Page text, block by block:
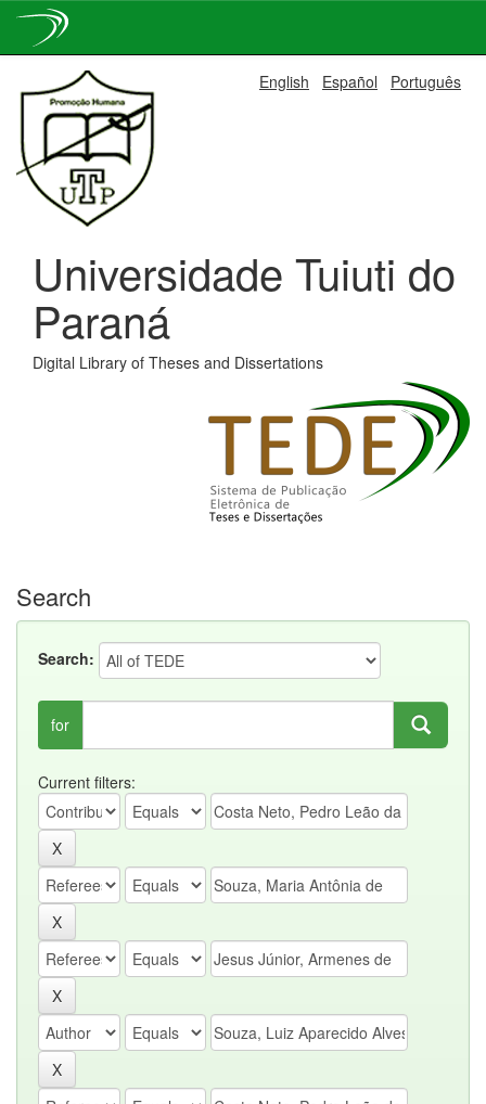
navigation
English Español Português
Universidade Tuiuti do
Paraná
Digital Library of Theses and Dissertations
Search
Search:
for
Current filters: